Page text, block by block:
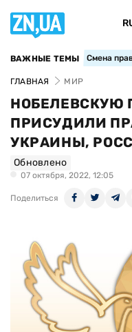
ВАЖНЫЕ ТЕМЫ Смена
ГЛАВНАЯ МИР
НОБЕЛЕВСКУЮ
ПРИСУДИЛИ
УКРАИНЫ,
Обновлено
07 октября, 2022, 12:05
Поделиться